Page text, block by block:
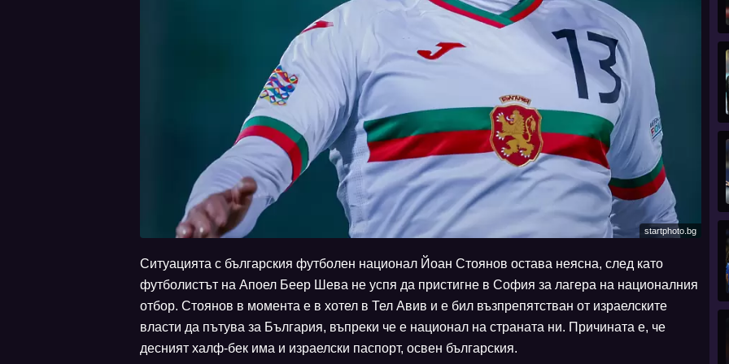
startphoto.bg
Ситуацията с българския футболен национал Йоан Стоянов остава неясна, след като
футболистът на Апоел Беер Шева не успя да пристигне в София за лагера на националния
отбор. Стоянов в момента е в хотел в Тел Авив и е бил възпрепятстван от израелските
власти да пътува за България, въпреки че е национал на страната ни. Причината е, че
десният халф-бек има и израелски паспорт, освен българския.